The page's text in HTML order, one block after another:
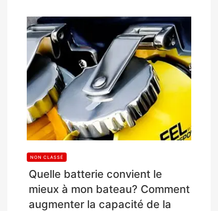
NON CLASSÉ
Quelle batterie convient le
mieux à mon bateau? Comment
augmenter la capacité de la